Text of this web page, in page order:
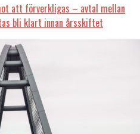
att förverkligas – avtal mellan
bli klart innan årsskiftet